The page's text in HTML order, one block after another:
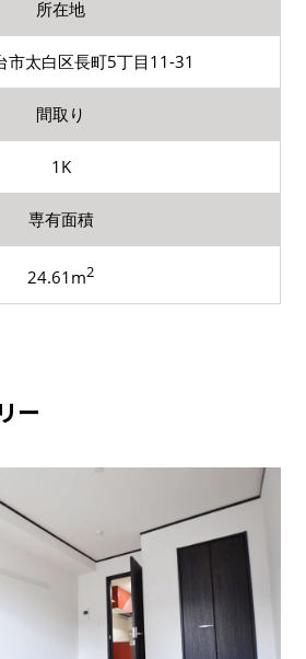
所在地
市太白区長町5丁目11-31
間取り
1K
専有面積
24.61m2
ー